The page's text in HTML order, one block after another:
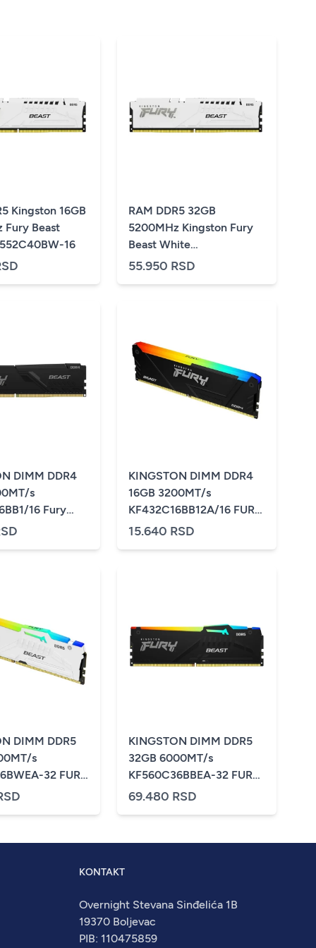
Kingston 16GB
Fury Beast
16
RAM DDR5 32GB
5200MHz Kingston Fury
Beast White
KF552C40BW-32
55.950 RSD
DIMM DDR4
s
16 Fury
KINGSTON DIMM DDR4
16GB 3200MT/s
KF432C16BB12A/16 FURY
Beast RGB Black
15.640 RSD
DIMM DDR5
s
32 FURY
White EXPO
KINGSTON DIMM DDR5
32GB 6000MT/s
KF560C36BBEA-32 FURY
Beast RGB EXPO
69.480 RSD
KONTAKT
Overnight Stevana Sinđelića 1B
19370 Boljevac
PIB: 110475859